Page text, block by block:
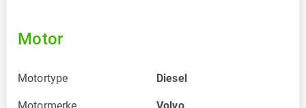
Motor
Motortype Diesel